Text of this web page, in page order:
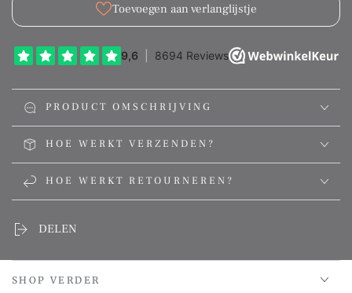
Toevoegen aan verlanglijstje
PRODUCT OMSCHRIJVING
HOE WERKT VERZENDEN?
HOE WERKT RETOURNEREN?
DELEN
SHOP VERDER